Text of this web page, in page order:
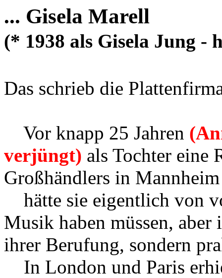
... Gisela Marell
(* 1938 als Gisela Jung -
Das schrieb die
Vor knapp 25 Jahren
verjüngt) als Tochter eine
Großhändlers in
hätte sie eigentlich von
Musik haben müssen,
ihrer Berufung, sondern
In London und Paris